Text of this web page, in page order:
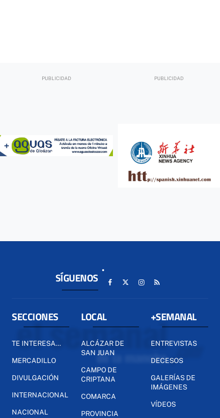
SÍGUENOS
SECCIONES
TE INTERESA...
MERCADILLO
DIVULGACIÓN
INTERNACIONAL
NACIONAL
LOCAL
ALCÁZAR DE
SAN JUAN
CAMPO DE
CRIPTANA
COMARCA
PROVINCIA
+SEMANAL
ENTREVISTAS
DECESOS
GALERÍAS DE
IMÁGENES
VÍDEOS